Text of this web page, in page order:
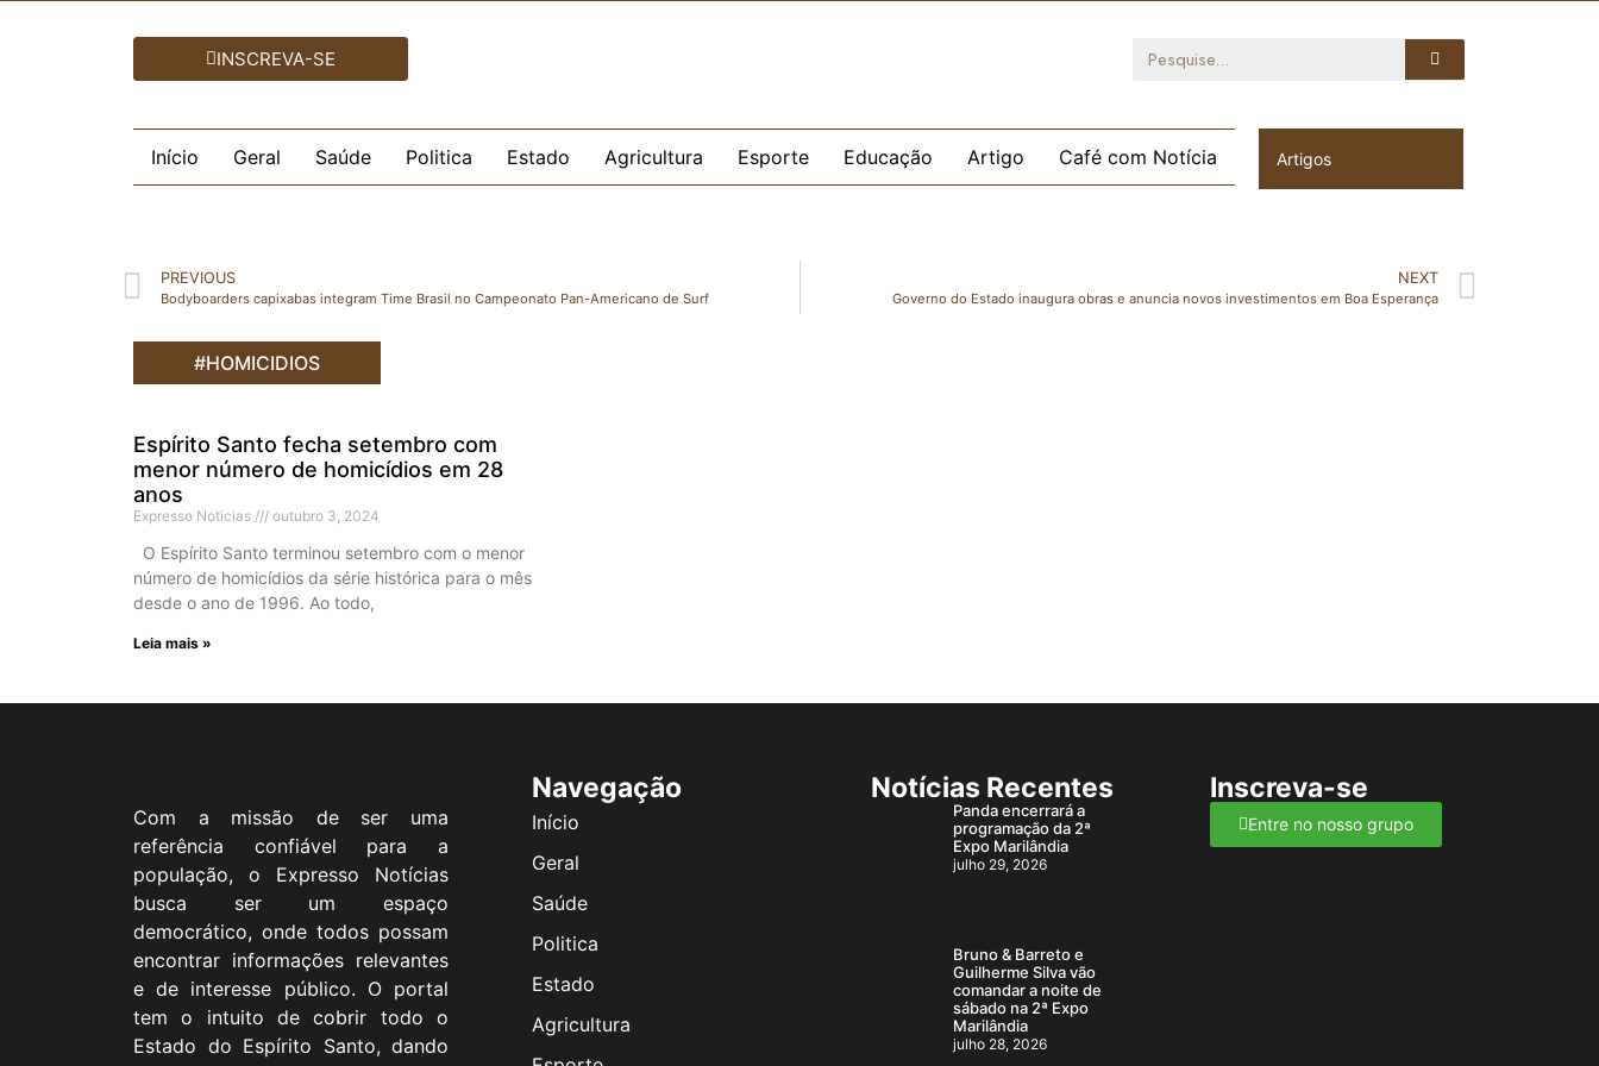
INSCREVA-SE
Início Geral Saúde Politica Estado Agricultura Esporte Educação Artigo Café com Notícia Artigos
PREVIOUS
Bodyboarders capixabas integram Time Brasil no Campeonato Pan-Americano de Surf
NEXT
Governo do Estado inaugura obras e anuncia novos investimentos em Boa Esperança
#HOMICIDIOS
Espírito Santo fecha setembro com
menor número de homicídios em 28
anos
Expresso Noticias outubro 3, 2024
O Espírito Santo terminou setembro com o menor
número de homicídios da série histórica para o mês
desde o ano de 1996. Ao todo,
Leia mais »
Com a missão de ser uma
referência confiável para a
população, o Expresso Notícias
busca ser um espaço
democrático, onde todos possam
encontrar informações relevantes
e de interesse público. O portal
tem o intuito de cobrir todo o
Estado do Espírito Santo, dando
Navegação
Início
Geral
Saúde
Politica
Estado
Agricultura
Notícias Recentes
Panda encerrará a
programação da 2ª
Expo Marilândia
julho 29, 2026
Bruno & Barreto e
Guilherme Silva vão
comandar a noite de
sábado na 2ª Expo
Marilândia
julho 28, 2026
Inscreva-se
Entre no nosso grupo